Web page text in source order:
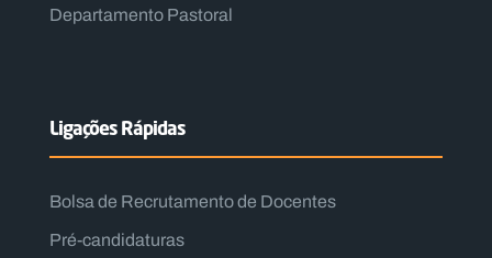
Departamento Pastoral
Ligações Rápidas
Bolsa de Recrutamento de Docentes
Pré-candidaturas